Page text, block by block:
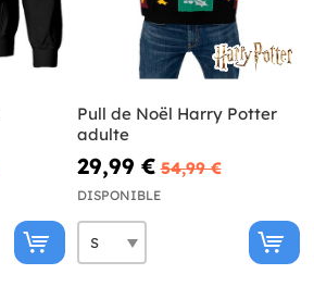
Pull de Noël Harry Potter
adulte
29,99 € 54,99 €
DISPONIBLE